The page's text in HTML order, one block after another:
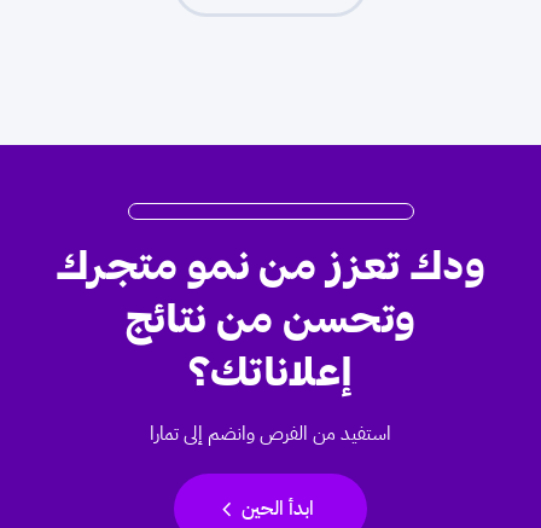
ودك تعزز من نمو متجرك
وتحسن من نتائج
إعلاناتك؟
استفيد من الفرص وانضم إلى تمارا
ابدأ الحين chevron_left